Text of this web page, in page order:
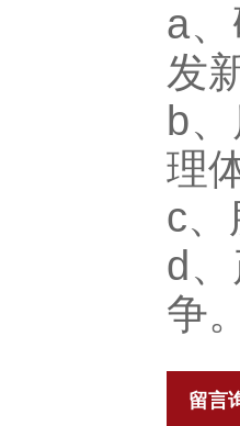
a
发
b
理
c、
d
争
留言